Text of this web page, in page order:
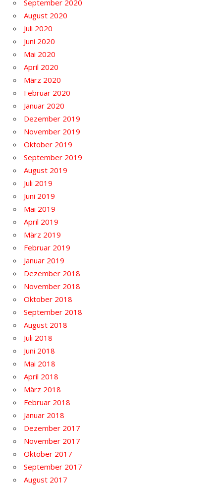
September 2020
August 2020
Juli 2020
Juni 2020
Mai 2020
April 2020
März 2020
Februar 2020
Januar 2020
Dezember 2019
November 2019
Oktober 2019
September 2019
August 2019
Juli 2019
Juni 2019
Mai 2019
April 2019
März 2019
Februar 2019
Januar 2019
Dezember 2018
November 2018
Oktober 2018
September 2018
August 2018
Juli 2018
Juni 2018
Mai 2018
April 2018
März 2018
Februar 2018
Januar 2018
Dezember 2017
November 2017
Oktober 2017
September 2017
August 2017